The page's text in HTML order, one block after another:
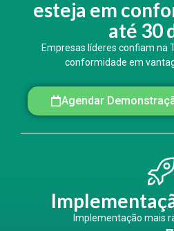
esteja em
até 30
Empresas líderes confiam na
conformidade em
Agendar
Implementação mais